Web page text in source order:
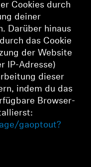
Cookies durch
deiner
Darüber hinaus
das Cookie
der Website
IP-Adresse)
dieser
indem du das
Browser-
gaoptout?
an, um
und
anzuzeigen.